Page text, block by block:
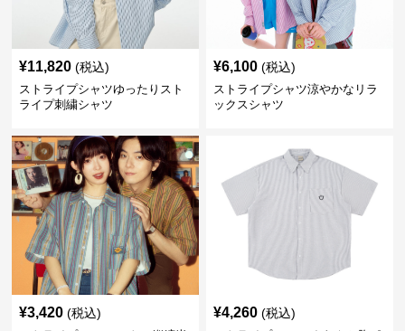
¥11,820 (税込)
ストライプシャツゆったりスト
ライプ刺繍シャツ
¥6,100 (税込)
ストライプシャツ涼やかなリラ
ックスシャツ
¥3,420 (税込) ¥4,260 (税込)